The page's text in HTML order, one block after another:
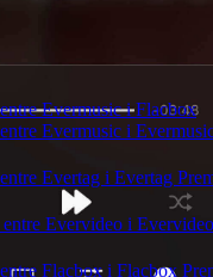
Evermusic i Flacbox
Evermusic i
Evertag i Evertag
Evervideo i
Flacbox i Flacbox